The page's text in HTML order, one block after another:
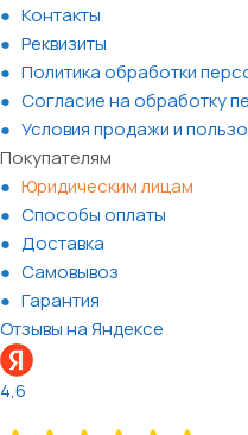
Контакты
Реквизиты
Политика обработки
Согласие на обработку
Условия продажи и
Покупателям
Юридическим лицам
Способы оплаты
Доставка
Самовывоз
Гарантия
Отзывы на Яндексе
4,6